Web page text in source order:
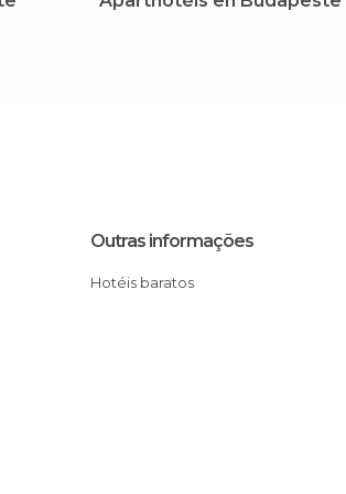
Outras informações
Hotéis baratos